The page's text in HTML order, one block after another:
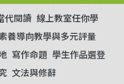
代閱讀 線上教室任你學
養導向教學與多元評量
寫作命題 學生作品選登
文法與修辭